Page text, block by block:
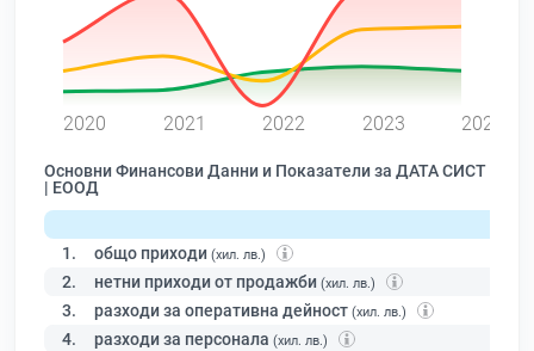
2020 2021 2022 2023 2024
Основни Финансови Данни и Показатели за ДАТА СИСТ
| ЕООД
1. общо приходи (хил. лв.)
2. нетни приходи от продажби (хил. лв.)
3. разходи за оперативна дейност (хил. лв.)
4. разходи за персонала (хил. лв.)